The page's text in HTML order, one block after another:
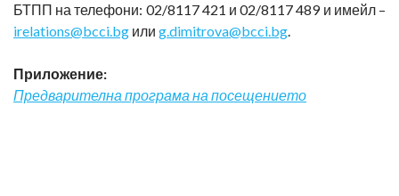
БТПП на телефони: 02/8117 421 и 02/8117 489 и имейл –
irelations@bcci.bg или g.dimitrova@bcci.bg.
Приложение:
Предварителна програма на посещението